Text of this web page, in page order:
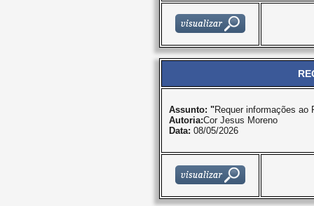
Assunto: "Requer informações ao
Autoria:Cor Jesus Moreno
Data: 08/05/2026